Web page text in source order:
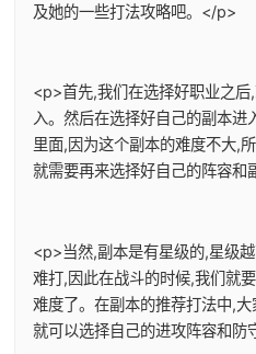
及她的一些打法攻略吧。</p>
<p>首先,我们在选择好职业之
入。然后在选择好自己的副本进
里面,因为这个副本的难度不大,
就需要再来选择好自己的阵容和
<p>当然,副本是有星级的,星级
难打,因此在战斗的时候,我们就
难度了。在副本的推荐打法中,
就可以选择自己的进攻阵容和防